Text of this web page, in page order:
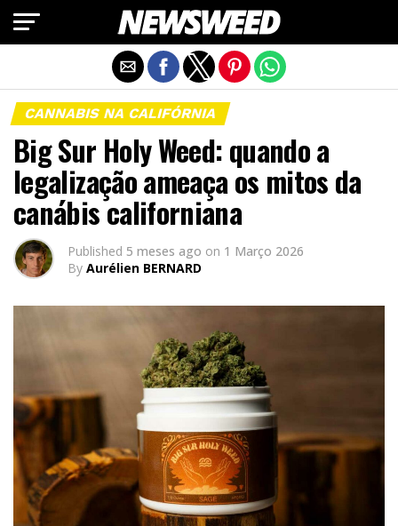
CANNABIS NA CALIFÓRNIA
Big Sur Holy Weed: quando a
legalização ameaça os mitos da
canábis californiana
Published 5 meses ago on 1 Março 2026
By Aurélien BERNARD
Exit mobile version